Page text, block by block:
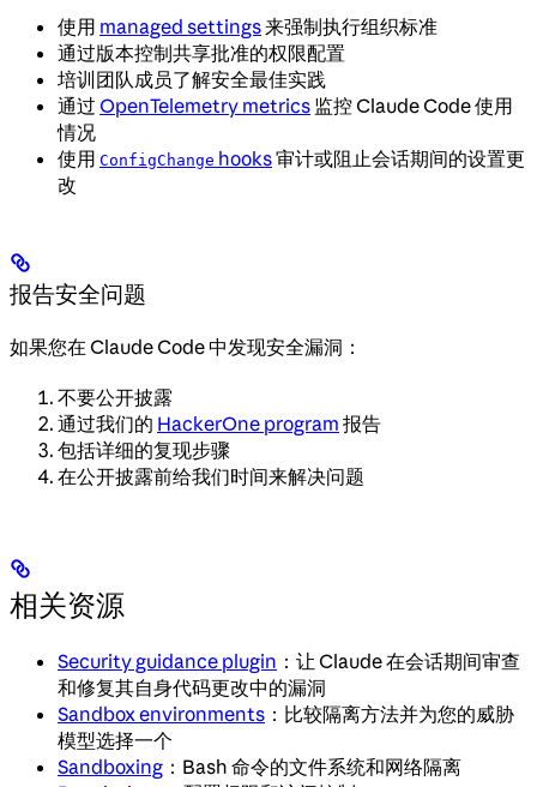
使用 managed settings来强制执行组织标准
通过版本控制共享批准的权限配置
培训团队成员了解安全最佳实践
通过 OpenTelemetry metrics 监控 Claude Code 使用
情况
使用 ConfigChange hooks审计或阻止会话期间的设置更
改
报告安全问题
如果您在 Claude Code 中发现安全漏洞：
不要公开披露
通过我们的 HackerOne program 报告
包括详细的复现步骤
在公开披露前给我们时间来解决问题
相关资源
Security guidance plugin ：让 Claude 在会话期间审查
和修复其自身代码更改中的漏洞
Sandbox environments ：比较隔离方法并为您的威胁
模型选择一个
Sandboxing ：Bash 命令的文件系统和网络隔离